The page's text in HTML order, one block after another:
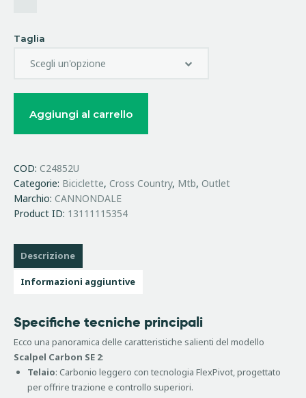
Taglia
Aggiungi al carrello
COD: C24852U
Categorie: Biciclette, Cross Country, Mtb, Outlet
Marchio: CANNONDALE
Product ID: 13111115354
Descrizione
Informazioni aggiuntive
Specifiche tecniche principali
Ecco una panoramica delle caratteristiche salienti del modello
Scalpel Carbon SE 2:
Telaio: Carbonio leggero con tecnologia FlexPivot, progettato
per offrire trazione e controllo superiori.